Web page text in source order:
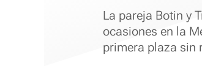
La pareja Botin y
ocasiones en la
primera plaza sin